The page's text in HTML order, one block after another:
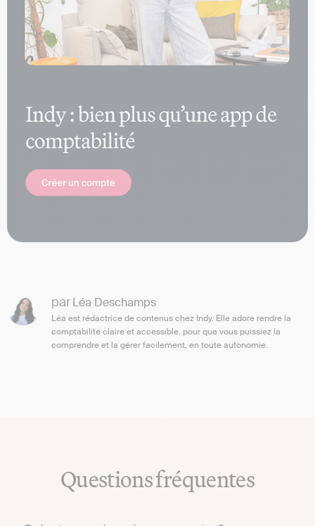
parLéa Deschamps
Léa est rédactrice de contenus chez Indy. Elle adore rendre la
comptabilité claire et accessible, pour que vous puissiez la
comprendre et la gérer facilement, en toute autonomie.
Questions fréquentes